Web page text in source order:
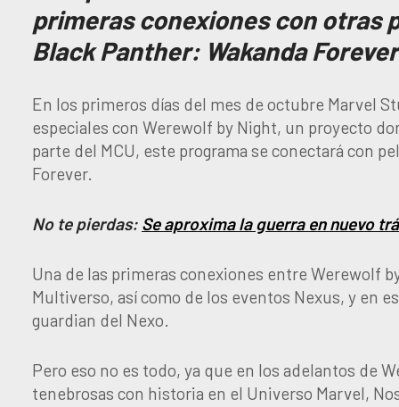
primeras conexiones con otras
Black Panther: Wakanda Forever
En los primeros días del mes de octubre Marvel
especiales con Werewolf by Night, un proyecto
parte del MCU, este programa se conectará con
Forever.
No te pierdas: Se aproxima la guerra en nuevo
Una de las primeras conexiones entre Werewolf
Multiverso, así como de los eventos Nexus, y en
guardian del Nexo.
Pero eso no es todo, ya que en los adelantos de
tenebrosas con historia en el Universo Marvel,